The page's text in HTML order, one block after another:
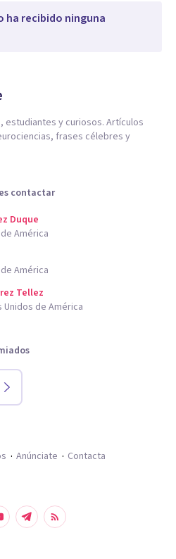
ha recibido ninguna
estudiantes y curiosos. Artículos
frases célebres y
contactar
Duque
América
América
Tellez
Unidos de América
Anúnciate Contacta